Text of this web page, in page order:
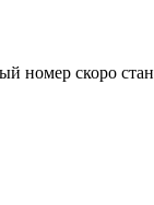
номер скоро